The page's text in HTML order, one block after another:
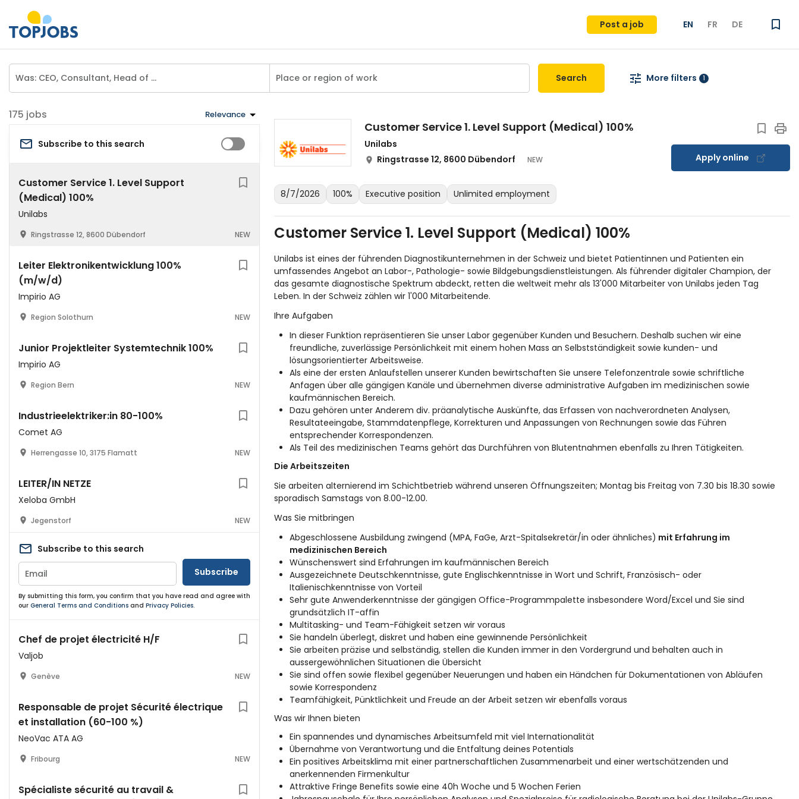
Post a job EN FR DE
Search More filters 1
jobs Relevance
Subscribe to this search
Customer Service 1. Level Support
(Medical) 100%
Unilabs
Ringstrasse 12, 8600 Dübendorf NEW
Leiter Elektronikentwicklung 100%
(m/w/d)
Impirio AG
Region Solothurn NEW
Junior Projektleiter Systemtechnik 100%
Impirio AG
Region Bern NEW
Industrieelektriker:in 80-100%
Comet AG
Herrengasse 10, 3175 Flamatt NEW
LEITER/IN NETZE
Xeloba GmbH
Jegenstorf NEW
Subscribe to this search
Subscribe
By submitting this form, you confirm that you have read and agree with
our General Terms and Conditions and Privacy Policies.
Chef de projet électricité H/F
Valjob
Genève NEW
Responsable de projet Sécurité électrique
et installation (60-100 %)
NeoVac ATA AG
Fribourg NEW
Spécialiste sécurité au travail &
Customer Service 1. Level Support (Medical) 100%
Unilabs
Ringstrasse 12, 8600 Dübendorf
NEW Apply online
8/7/2026 100% Executive position Unlimited employment
Customer Service 1. Level Support (Medical) 100%
Unilabs ist eines der führenden Diagnostikunternehmen in der Schweiz und bietet Patientinnen und Patienten ein
umfassendes Angebot an Labor-, Pathologie- sowie Bildgebungsdienstleistungen. Als führender digitaler Champion, der
das gesamte diagnostische Spektrum abdeckt, retten die weltweit mehr als 13'000 Mitarbeiter von Unilabs jeden Tag
Leben. In der Schweiz zählen wir 1'000 Mitarbeitende.
Ihre Aufgaben
In dieser Funktion repräsentieren Sie unser Labor gegenüber Kunden und Besuchern. Deshalb suchen wir eine
freundliche, zuverlässige Persönlichkeit mit einem hohen Mass an Selbstständigkeit sowie kunden- und
lösungsorientierter Arbeitsweise.
Als eine der ersten Anlaufstellen unserer Kunden bewirtschaften Sie unsere Telefonzentrale sowie schriftliche
Anfagen über alle gängigen Kanäle und übernehmen diverse administrative Aufgaben im medizinischen sowie
kaufmännischen Bereich.
Dazu gehören unter Anderem div. präanalytische Auskünfte, das Erfassen von nachverordneten Analysen,
Resultateeingabe, Stammdatenpflege, Korrekturen und Anpassungen von Rechnungen sowie das Führen
entsprechender Korrespondenzen.
Als Teil des medizinischen Teams gehört das Durchführen von Blutentnahmen ebenfalls zu Ihren Tätigkeiten.
Die Arbeitszeiten
Sie arbeiten alternierend im Schichtbetrieb während unseren Öffnungszeiten; Montag bis Freitag von 7.30 bis 18.30 sowie
sporadisch Samstags von 8.00-12.00.
Was Sie mitbringen
Abgeschlossene Ausbildung zwingend (MPA, FaGe, Arzt-Spitalsekretär/in oder ähnliches) mit Erfahrung im
medizinischen Bereich
Wünschenswert sind Erfahrungen im kaufmännischen Bereich
Ausgezeichnete Deutschkenntnisse, gute Englischkenntnisse in Wort und Schrift, Französisch- oder
Italienischkenntnisse von Vorteil
Sehr gute Anwenderkenntnisse der gängigen Office-Programmpalette insbesondere Word/Excel und Sie sind
grundsätzlich IT-affin
Multitasking- und Team-Fähigkeit setzen wir voraus
Sie handeln überlegt, diskret und haben eine gewinnende Persönlichkeit
Sie arbeiten präzise und selbständig, stellen die Kunden immer in den Vordergrund und behalten auch in
aussergewöhnlichen Situationen die Übersicht
Sie sind offen sowie flexibel gegenüber Neuerungen und haben ein Händchen für Dokumentationen von Abläufen
sowie Korrespondenz
Teamfähigkeit, Pünktlichkeit und Freude an der Arbeit setzen wir ebenfalls voraus
Was wir Ihnen bieten
Ein spannendes und dynamisches Arbeitsumfeld mit viel Internationalität
Übernahme von Verantwortung und die Entfaltung deines Potentials
Ein positives Arbeitsklima mit einer partnerschaftlichen Zusammenarbeit und einer wertschätzenden und
anerkennenden Firmenkultur
Attraktive Fringe Benefits sowie eine 40h Woche und 5 Wochen Ferien